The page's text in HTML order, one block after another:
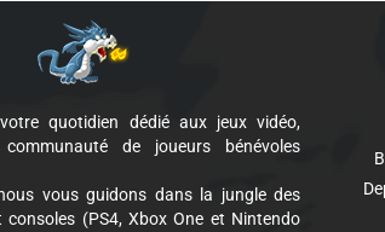
quotidien dédié aux jeux vidéo,
de joueurs bénévoles
vous guidons dans la jungle des
consoles (PS4, Xbox One et Nintendo